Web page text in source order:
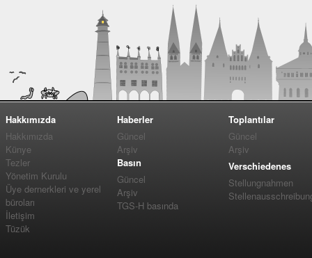
Hakkımızda
Hakkımızda
Künye
Tezler
Yönetim Kurulu
Üye dernerkleri ve yerel
büroları
İletişim
Tüzük
Haberler
Güncel
Arşiv
Basın
Güncel
Arşiv
TGS-H basında
Toplantılar
Güncel
Arşiv
Verschiedenes
Stellungnahmen